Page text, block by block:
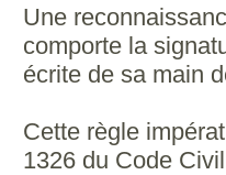
Une
comporte la
écrite de sa main
Cette règle
1326 du Code